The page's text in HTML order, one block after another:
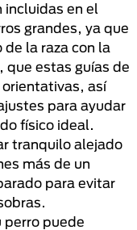
incluidas en el
grandes, ya que
la raza con la
que estas guías de
así
para ayudar
físico ideal.
tranquilo alejado
más de un
para evitar
perro puede